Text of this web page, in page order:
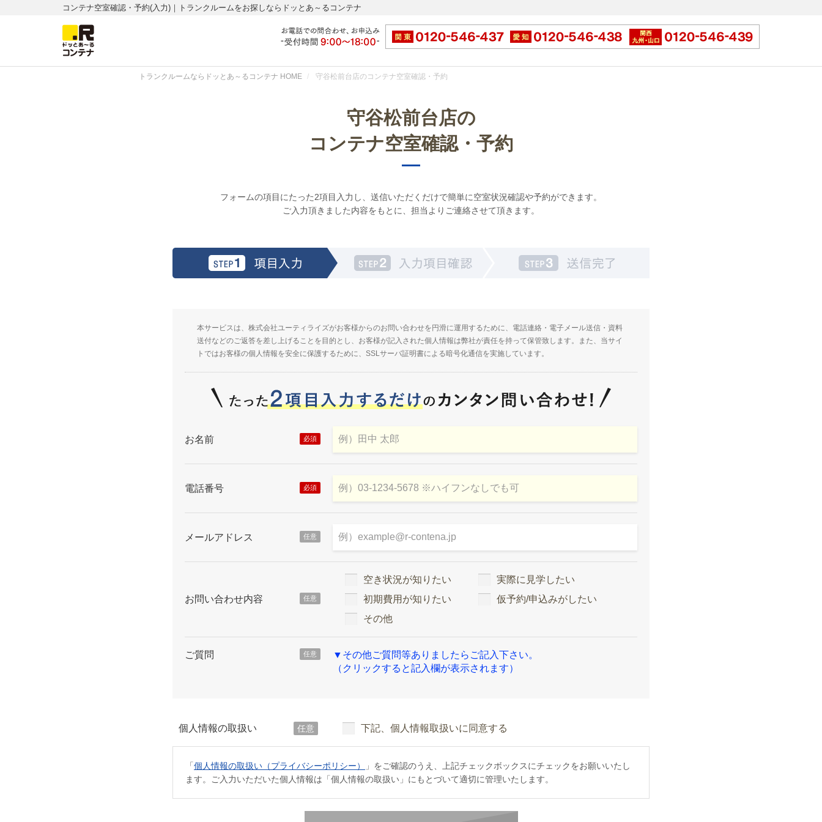
コンテナ空室確認・予約(入力)｜トランクルームをお探しならドッとあ～るコンテナ
トランクルームならドッとあ～るコンテナ HOME 守谷松前台店のコンテナ空室確認・予約
守谷松前台店の
コンテナ空室確認・予約
フォームの項目にたった2項目入力し、送信いただくだけで簡単に空室状況確認や予約ができます。
ご入力頂きました内容をもとに、担当よりご連絡させて頂きます。
本サービスは、株式会社ユーティライズがお客様からのお問い合わせを円滑に運用するために、電話連絡・電子メール送信・資料
送付などのご返答を差し上げることを目的とし、お客様が記入された個人情報は弊社が責任を持って保管致します。また、当サイ
トではお客様の個人情報を安全に保護するために、SSLサーバ証明書による暗号化通信を実施しています。
お名前 必須
電話番号 必須
メールアドレス 任意
お問い合わせ内容 任意
空き状況が知りたい
実際に見学したい
初期費用が知りたい
仮予約/申込みがしたい
その他
ご質問 任意
▼その他ご質問等ありましたらご記入下さい。
（クリックすると記入欄が表示されます）
個人情報の取扱い 任意 下記、個人情報取扱いに同意する
「 個人情報の取扱い（プライバシーポリシー）
」をご確認のうえ、上記チェックボックスにチェックをお願いいたし
ます。ご入力いただいた個人情報は「個人情報の取扱い」にもとづいて適切に管理いたします。